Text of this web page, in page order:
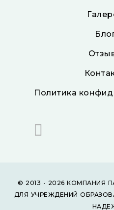
Политика
© 2013 - 2026 КОМПАНИЯ
ДЛЯ УЧРЕЖДЕНИЙ